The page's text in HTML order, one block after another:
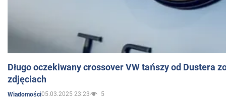
Długo oczekiwany crossover VW tańszy od Dustera
zdjęciach
Wiadomości05.03.2025 23:23 5